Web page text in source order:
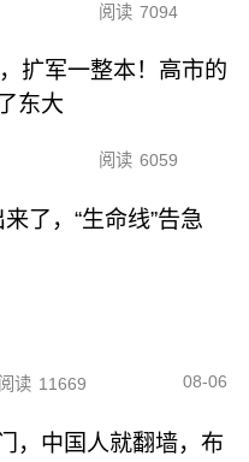
阅读 7094
扩军一整本！高市的
东大
阅读 6059
了，“生命线”告急
阅读 11669 08-06
，中国人就翻墙，布